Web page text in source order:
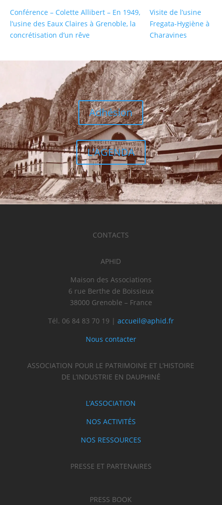
Conférence – Colette Allibert – En 1949,
l’usine des Eaux Claires à Grenoble, la
concrétisation d’un rêve
Visite de l’usine
Fregata-Hygiène à
Charavines
Adhésion
L'AGENDA
CONTACTS
APHID
Maison des Associations
6 rue Berthe de Boissieux
38000 Grenoble – France
Tél. 06 84 83 70 19 | accueil@aphid.fr
Nous contacter
ASSOCIATION POUR LE PATRIMOINE ET L’HISTOIRE
DE L’INDUSTRIE EN DAUPHINÉ
L’ASSOCIATION
NOS ACTIVITÉS
NOS RESSOURCES
PRESSE ET PARTENAIRES
PRESS BOOK